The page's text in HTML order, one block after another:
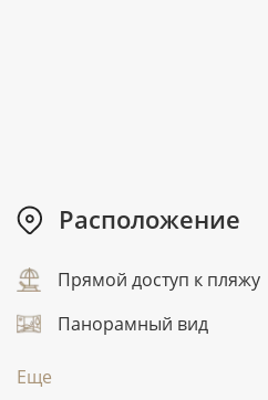
Расположение
Прямой доступ к пляжу
Панорамный вид
Еще